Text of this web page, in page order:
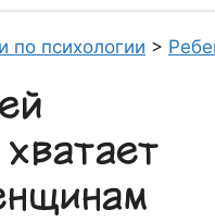
по психологии >